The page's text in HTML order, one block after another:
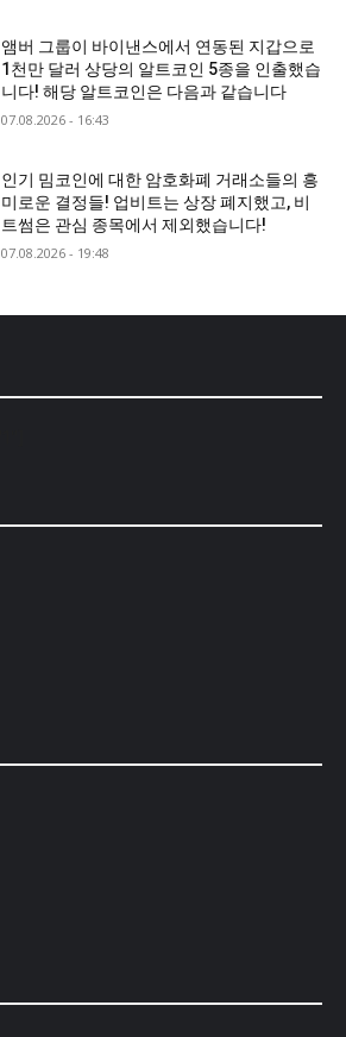
앰버 그룹이 바이낸스에서 연동된 지갑으로
1천만 달러 상당의 알트코인 5종을 인출했습
니다! 해당 알트코인은 다음과 같습니다
07.08.2026 - 16:43
인기 밈코인에 대한 암호화폐 거래소들의 흥
미로운 결정들! 업비트는 상장 폐지했고, 비
트썸은 관심 종목에서 제외했습니다!
07.08.2026 - 19:48